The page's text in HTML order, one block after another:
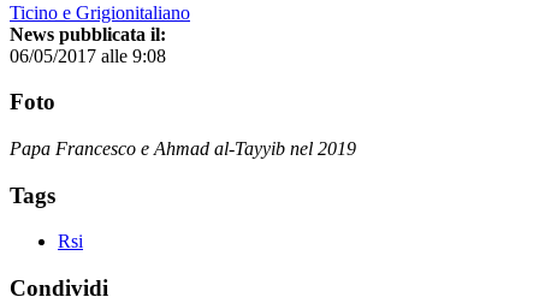
Ticino e Grigionitaliano
News pubblicata il:
06/05/2017 alle 9:08
Foto
Papa Francesco e Ahmad al-Tayyib nel 2019
Tags
Rsi
Condividi